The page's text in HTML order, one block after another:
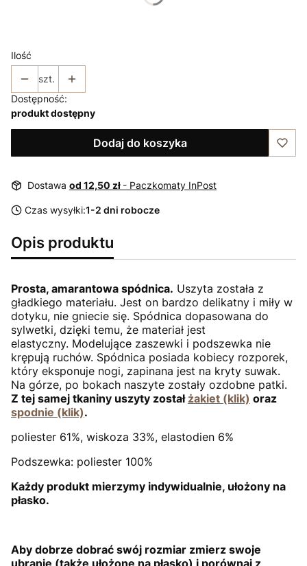
Ilość
szt.
Dostępność:
produkt dostępny
Dodaj do koszyka
Dostawa od 12,50 zł - Paczkomaty InPost
Czas wysyłki:1-2 dni robocze
Opis produktu
Prosta, amarantowa spódnica. Uszyta została z
gładkiego materiału. Jest on bardzo delikatny i miły w
dotyku, nie gniecie się. Spódnica dopasowana do
sylwetki, dzięki temu, że materiał jest
elastyczny. Modelujące zaszewki i podszewka nie
krępują ruchów. Spódnica posiada kobiecy rozporek,
który eksponuje nogi, zapinana jest na kryty suwak.
Na górze, po bokach naszyte zostały ozdobne patki.
Z tej samej tkaniny uszyty został żakiet (klik) oraz
spodnie (klik).
poliester 61%, wiskoza 33%, elastodien 6%
Podszewka: poliester 100%
Każdy produkt mierzymy indywidualnie, ułożony na
płasko.
Aby dobrze dobrać swój rozmiar zmierz swoje
ubranie (także ułożone na płasko) i porównaj z